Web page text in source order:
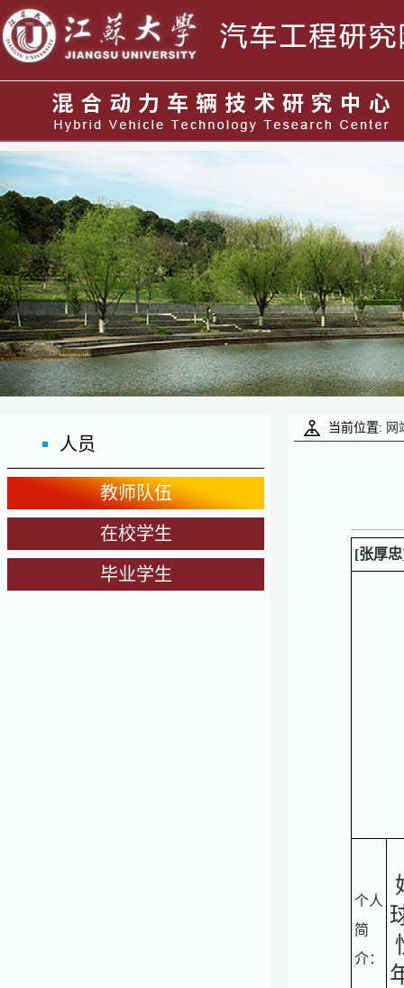
人员
教师队伍
在校学生
毕业学生
当前位置: 网
[张厚
个人
简
介：